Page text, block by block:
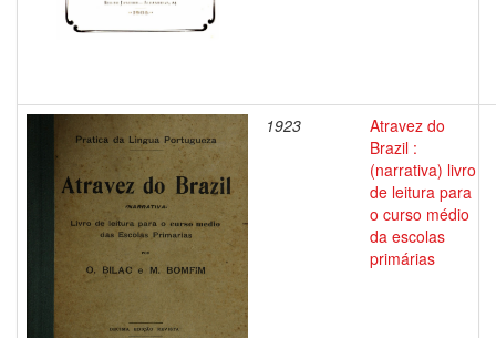
1923
Atravez do
Brazil :
(narrativa) livro
de leitura para
o curso médio
da escolas
primárias